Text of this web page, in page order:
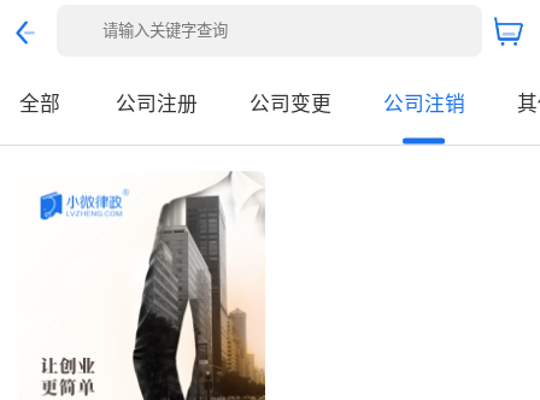
全部 公司注册 公司变更 公司注销